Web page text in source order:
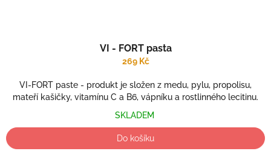
VI - FORT pasta
269 Kč
VI-FORT paste - produkt je složen z medu, pylu, propolisu,
mateří kašičky, vitamínu C a B6, vápníku a rostlinného lecitinu.
SKLADEM
Do košíku